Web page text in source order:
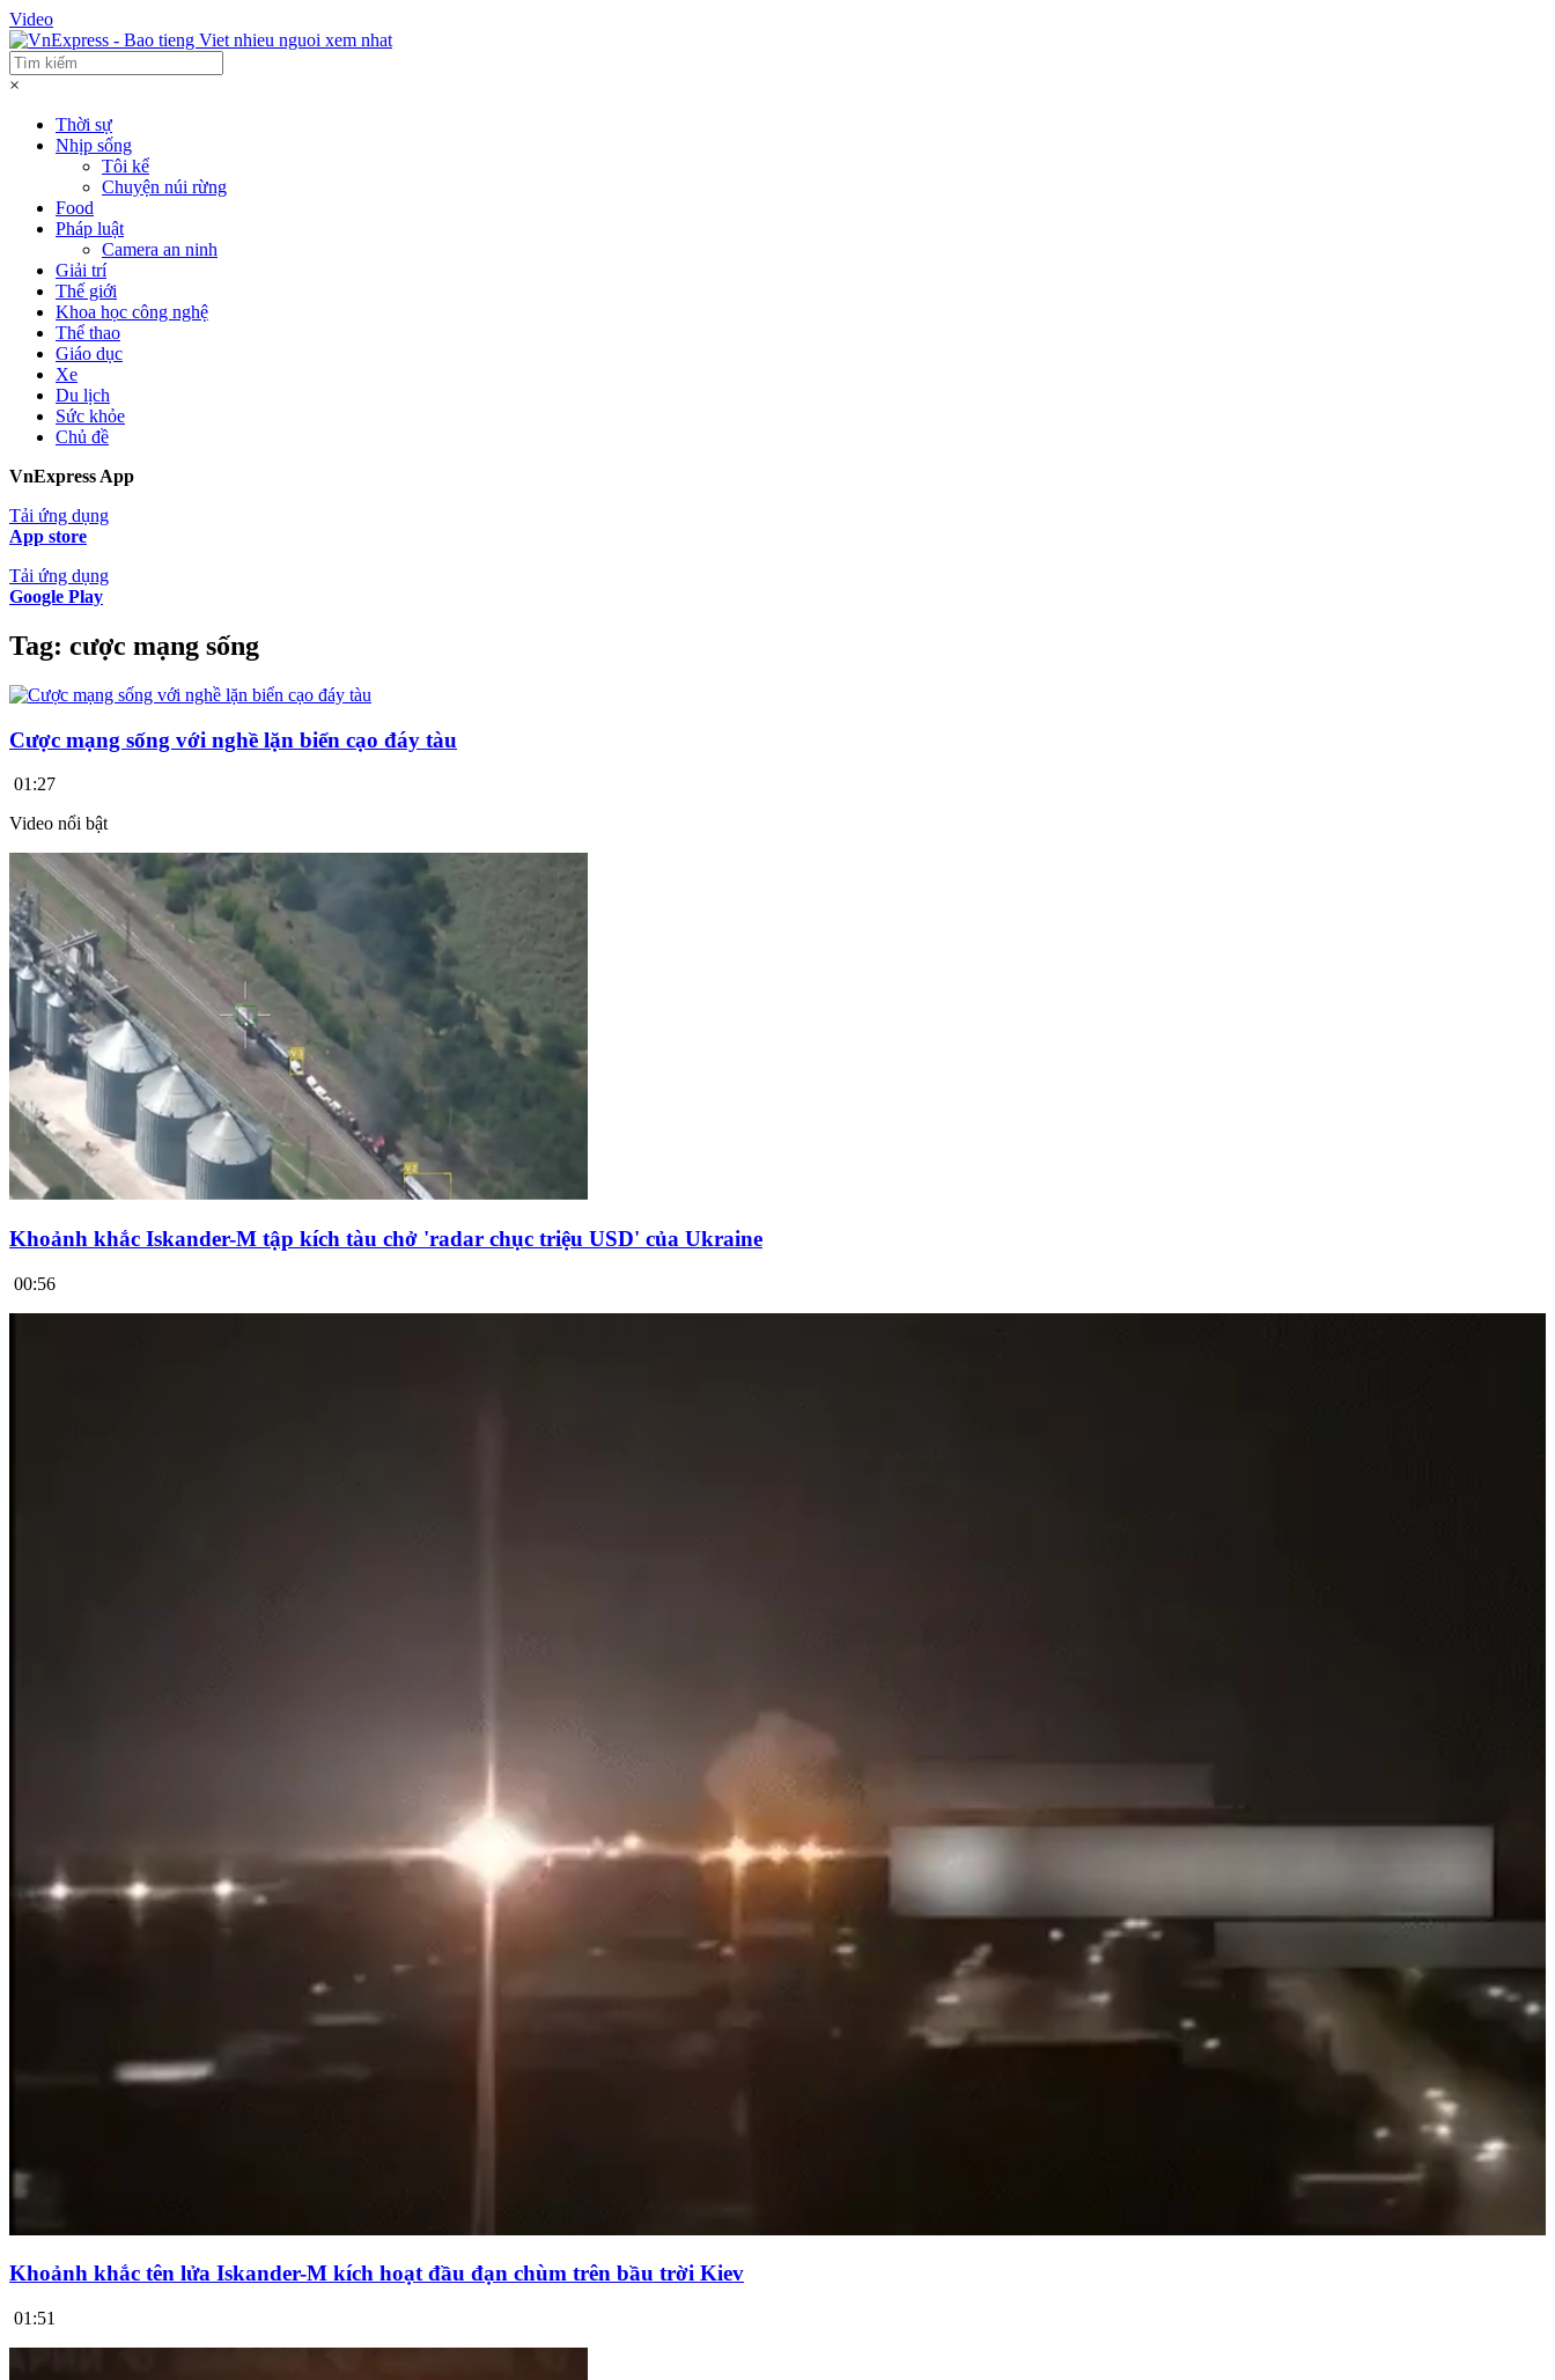
Video
×
Thời sự
Nhịp sống
Tôi kể
Chuyện núi rừng
Food
Pháp luật
Camera an ninh
Giải trí
Thế giới
Khoa học công nghệ
Thể thao
Giáo dục
Xe
Du lịch
Sức khỏe
Chủ đề
VnExpress App
Tải ứng dụng
App store
Tải ứng dụng
Google Play
Tag: cược mạng sống
Cược mạng sống với nghề lặn biển cạo đáy tàu
01:27
Video nổi bật
Khoảnh khắc Iskander-M tập kích tàu chở 'radar chục triệu USD' của Ukraine
00:56
Khoảnh khắc tên lửa Iskander-M kích hoạt đầu đạn chùm trên bầu trời Kiev
01:51